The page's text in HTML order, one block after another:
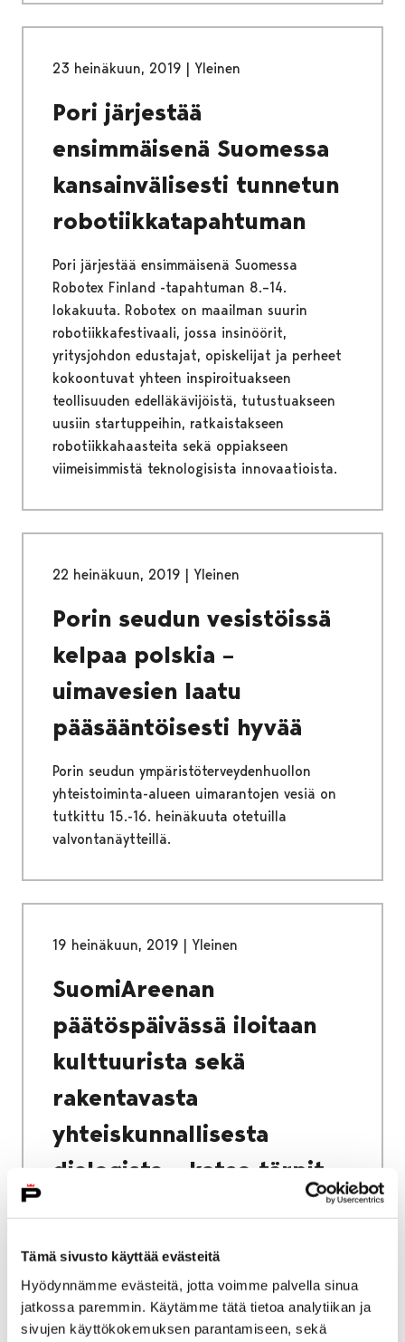
Tämä sivusto käyttää evästeitä
Hyödynnämme evästeitä, jotta voimme palvella sinua
jatkossa paremmin. Käytämme tätä tietoa analytiikan ja
sivujen käyttökokemuksen parantamiseen, sekä
23 heinäkuun, 2019 | Yleinen
Pori järjestää
ensimmäisenä Suomessa
kansainvälisesti tunnetun
robotiikkatapahtuman
Pori järjestää ensimmäisenä Suomessa
Robotex Finland -tapahtuman 8.–14.
lokakuuta. Robotex on maailman suurin
robotiikkafestivaali, jossa insinöörit,
yritysjohdon edustajat, opiskelijat ja perheet
kokoontuvat yhteen inspiroituakseen
teollisuuden edelläkävijöistä, tutustuakseen
uusiin startuppeihin, ratkaistakseen
robotiikkahaasteita sekä oppiakseen
viimeisimmistä teknologisista innovaatioista.
22 heinäkuun, 2019 | Yleinen
Porin seudun vesistöissä
kelpaa polskia –
uimavesien laatu
pääsääntöisesti hyvää
Porin seudun ympäristöterveydenhuollon
yhteistoiminta-alueen uimarantojen vesiä on
tutkittu 15.-16. heinäkuuta otetuilla
valvontanäytteillä.
19 heinäkuun, 2019 | Yleinen
SuomiAreenan
päätöspäivässä iloitaan
kulttuurista sekä
rakentavasta
yhteiskunnallisesta
dialogista – katso tärpit
Suomen suurin yhteiskunnallinen
järjestetään tällä viikolla Porissa 14. kerran.
Monipuolista ohjelmaa löytyy jopa 200